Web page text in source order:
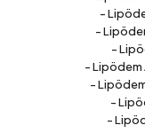
-
-
-
- Lipödem
-
-
-